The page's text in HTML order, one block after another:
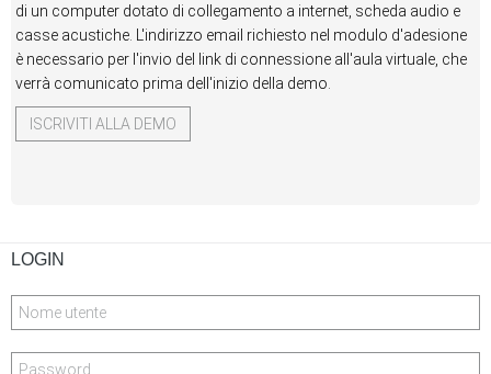
di un computer dotato di collegamento a internet, scheda audio e
casse acustiche. L'indirizzo email richiesto nel modulo d'adesione
è necessario per l'invio del link di connessione all'aula virtuale, che
verrà comunicato prima dell'inizio della demo.
ISCRIVITI ALLA DEMO
LOGIN